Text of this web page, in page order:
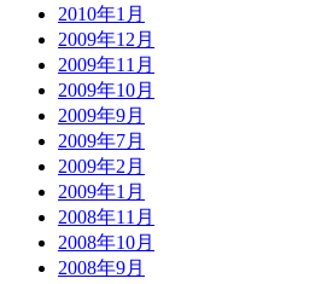
2010年1月
2009年12月
2009年11月
2009年10月
2009年9月
2009年7月
2009年2月
2009年1月
2008年11月
2008年10月
2008年9月